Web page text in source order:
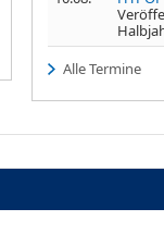
Alle Termine